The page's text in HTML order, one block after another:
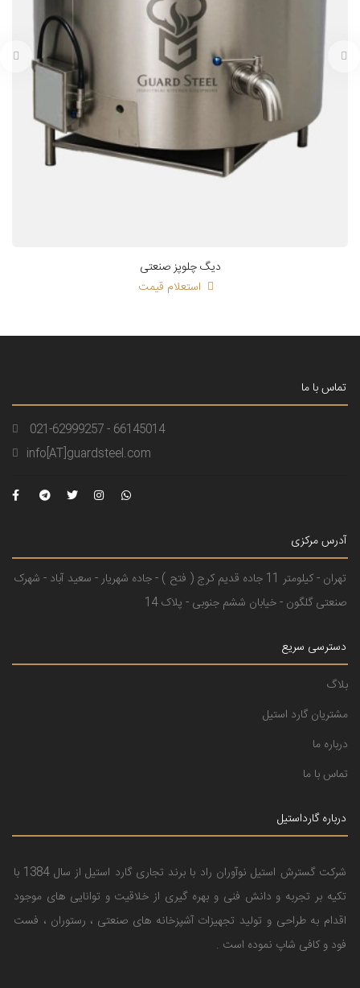
دیگ چلوپز صنعتی
استعلام قیمت
تماس با ما
021-62999257 - 66145014
info[AT]guardsteel.com
آدرس مرکزی
تهران - کیلومتر 11 جاده قدیم کرج ( فتح ) - جاده شهریار - سعید آباد - شهرک
صنعتی گلگون - خیابان ششم جنوبی - پلاک 14
دسترسی سریع
بلاگ
مشتریان گارد استیل
درباره ما
تماس با ما
درباره گارداستیل
شرکت گسترش استیل نوآوران راد با برند تجاری گارد استیل از سال 1384 با
تکیه بر تجربه و دانش فنی و بهره گیری از خلاقیت و توانایی های موجود
اقدام به طراحی و تولید تجهیزات آشپزخانه های صنعتی ، رستوران ، فست
فود و کافی شاپ نموده است .